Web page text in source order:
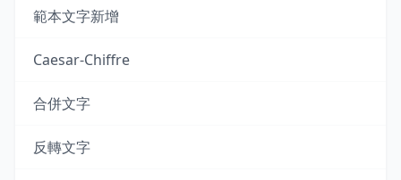
範本文字新增
Caesar-Chiffre
合併文字
反轉文字